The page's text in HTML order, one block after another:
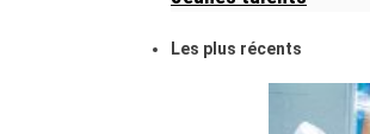
Les plus récents